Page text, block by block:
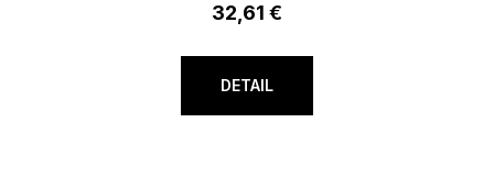
32,61 €
DETAIL